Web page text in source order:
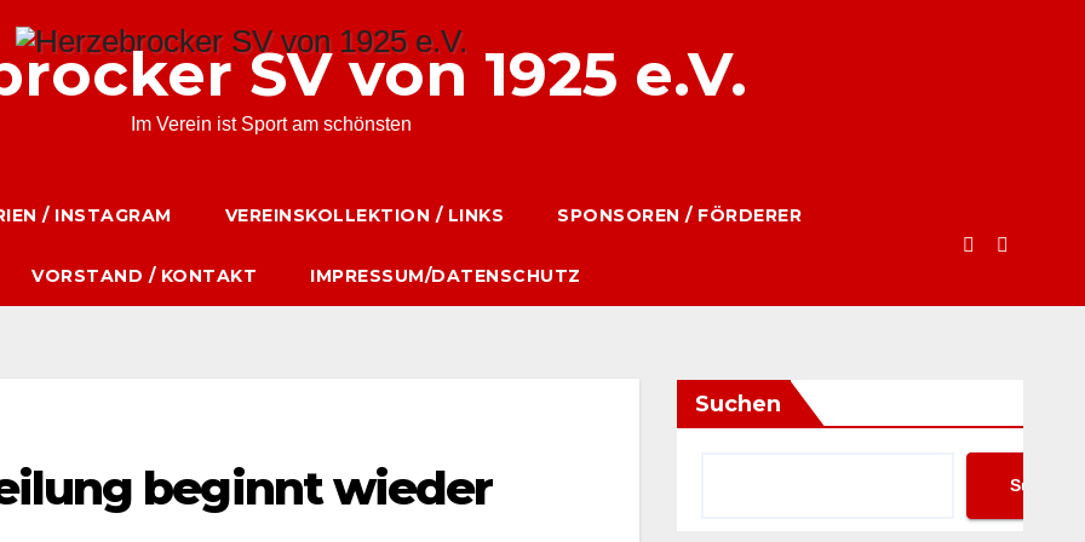
SV von 1925 e.V.
Im Verein ist Sport am schönsten
/ INSTAGRAM VEREINSKOLLEKTION / LINKS SPONSOREN / FÖRDERER
VORSTAND / KONTAKT IMPRESSUM/DATENSCHUTZ
beginnt wieder
Suchen
Suchen